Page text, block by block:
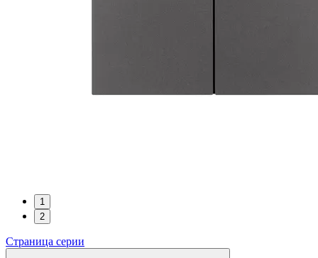
1
2
Страница серии